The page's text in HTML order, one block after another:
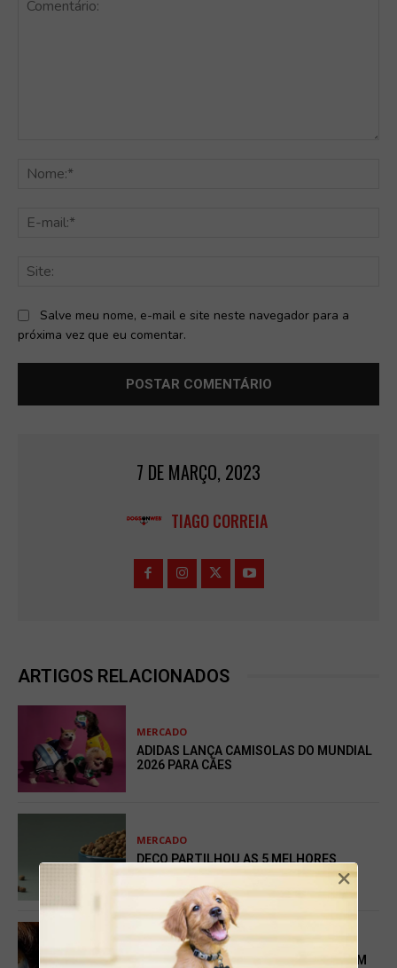
Salve meu nome, e-mail e site neste navegador para a
próxima vez que eu comentar.
7 DE MARÇO, 2023
TIAGO CORREIA
ARTIGOS RELACIONADOS
MERCADO
ADIDAS LANÇA CAMISOLAS DO MUNDIAL
2026 PARA CÃES
MERCADO
DECO PARTILHOU AS 5 MELHORES
RAÇÕES PARA CÃES EM 2026
SEM CATEGORIA
SAÚDE MENTAL DOS VETERINÁRIOS EM
×